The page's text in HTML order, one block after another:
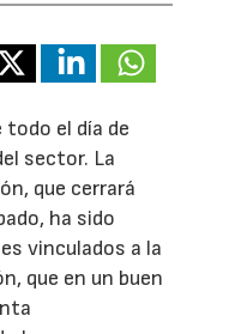
el día de
sector. La
que cerrará
ha sido
vinculados a la
que en un buen